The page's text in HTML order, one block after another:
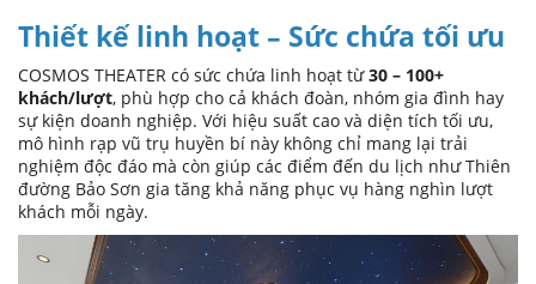
Thiết kế linh hoạt – Sức chứa tối ưu
COSMOS THEATER có sức chứa linh hoạt từ30 – 100+
khách/lượt, phù hợp cho cả khách đoàn, nhóm gia đình hay
sự kiện doanh nghiệp. Với hiệu suất cao và diện tích tối ưu,
mô hình rạp vũ trụ huyền bí này không chỉ mang lại trải
nghiệm độc đáo mà còn giúp các điểm đến du lịch như Thiên
đường Bảo Sơn gia tăng khả năng phục vụ hàng nghìn lượt
khách mỗi ngày.